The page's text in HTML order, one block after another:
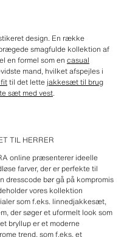
design. En række
smagfulde kollektion af
en formel som en casual
mand, hvilket afspejles i
til det lette jakkesæt til brug
sæt med vest.
TIL HERRER
online præsenterer ideelle
farver, der er perfekte til
dresscode bør gå på kompromis
vores kollektion
som f.eks. linnedjakkesæt,
der søger et uformelt look som
bryllup er et moderne
trend, som f.eks. et